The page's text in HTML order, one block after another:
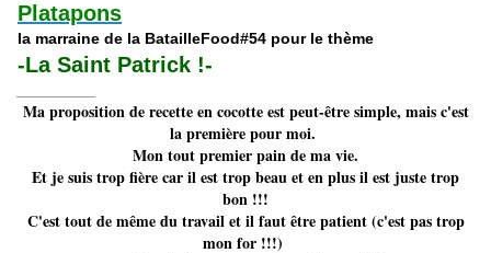
Platapons
la marraine de la BatailleFood#54 pour le thème
-La Saint Patrick !-
Ma proposition de recette en cocotte est peut-être simple, mais c'est
la première pour moi.
Mon tout premier pain de ma vie.
Et je suis trop fière car il est trop beau et en plus il est juste trop
bon !!!
C'est tout de même du travail et il faut être patient (c'est pas trop
mon for !!!)